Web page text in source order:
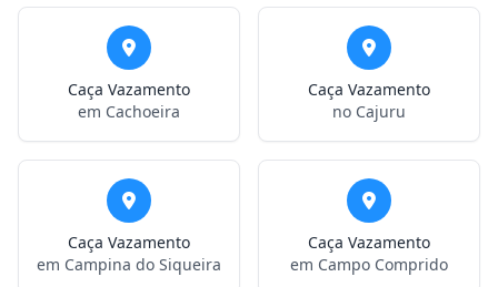
Caça Vazamento
em Cachoeira
Caça Vazamento
no Cajuru
Caça Vazamento
em Campina do Siqueira
Caça Vazamento
em Campo Comprido